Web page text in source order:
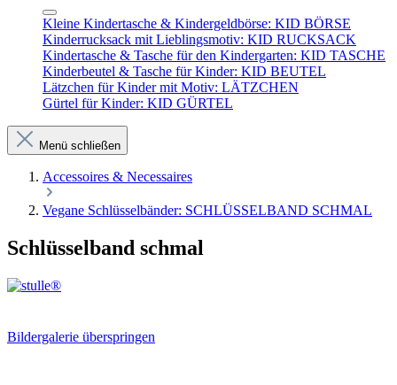
Kleine Kindertasche & Kindergeldbörse: KID BÖRSE
Kinderrucksack mit Lieblingsmotiv: KID RUCKSACK
Kindertasche & Tasche für den Kindergarten: KID TASCHE
Kinderbeutel & Tasche für Kinder: KID BEUTEL
Lätzchen für Kinder mit Motiv: LÄTZCHEN
Gürtel für Kinder: KID GÜRTEL
Menü schließen
Accessoires & Necessaires
Vegane Schlüsselbänder: SCHLÜSSELBAND SCHMAL
Schlüsselband schmal
Bildergalerie überspringen